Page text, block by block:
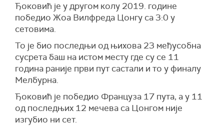
Ђоковић је у другом колу 2019. године
победио Жоа Вилфреда Цонгу са 3:0 у
сетовима.
То је био последњи од њихова 23 међусобна
сусрета баш на истом месту где су се 11
година раније први пут састали и то у финалу
Мелбурна.
Ђоковић је победио Француза 17 пута, а у 11
од последњих 12 мечева са Цонгом није
изгубио ни сет.